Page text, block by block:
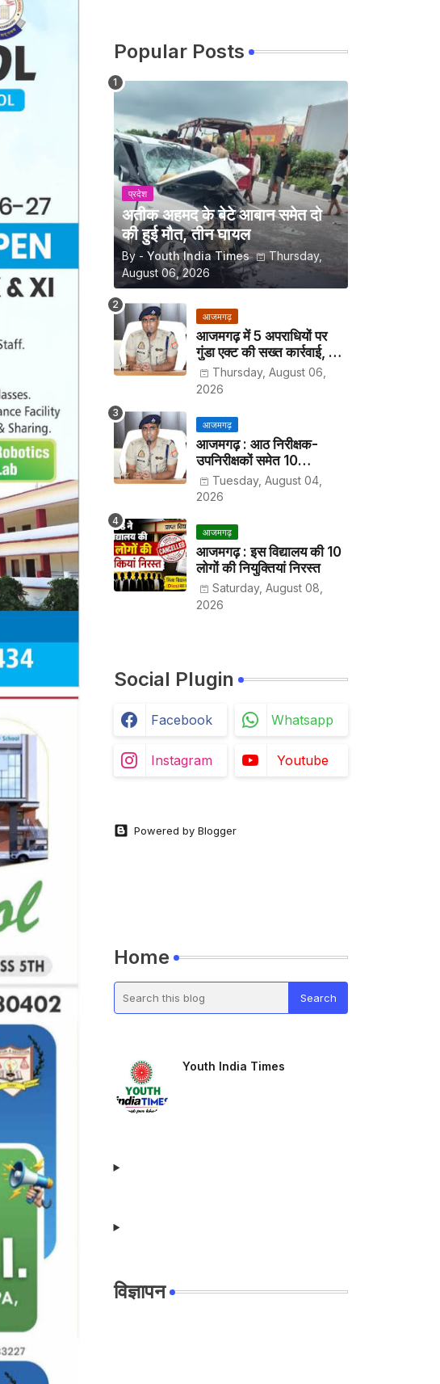
Popular Posts
प्रदेश
अतीक अहमद के बेटे आबान समेत दो
की हुई मौत, तीन घायल
By - Youth India Times
Thursday,
August 06, 2026
आजमगढ़
आजमगढ़ में 5 अपराधियों पर
गुंडा एक्ट की सख्त कार्रवाई, अब
हर पखवाड़े थाने में लगानी होगी
हाजिरी
Thursday, August 06,
2026
आजमगढ़
आजमगढ़ : आठ निरीक्षक-
उपनिरीक्षकों समेत 10
अधिकारियों के तबादले
Tuesday, August 04,
2026
आजमगढ़
आजमगढ़ : इस विद्यालय की 10
लोगों की नियुक्तियां निरस्त
Saturday, August 08,
2026
Social Plugin
Facebook Whatsapp
Instagram Youtube
Powered by Blogger
Home
Youth India Times
विज्ञापन